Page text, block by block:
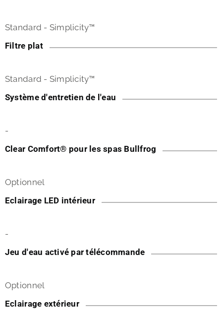
Standard - Simplicity™
Filtre plat
Standard - Simplicity™
Système d'entretien de l'eau
-
Clear Comfort® pour les spas Bullfrog
Optionnel
Eclairage LED intérieur
-
Jeu d'eau activé par télécommande
Optionnel
Eclairage extérieur